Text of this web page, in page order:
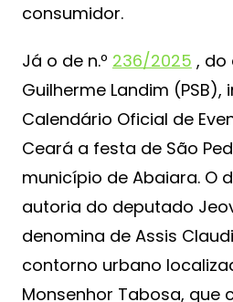
consumidor.
Já o de n.º 236/2025 , do
Guilherme Landim (PSB),
Calendário Oficial de
Ceará a festa de São
município de Abaiara. O
autoria do deputado
denomina de Assis
contorno urbano
Monsenhor Tabosa, que